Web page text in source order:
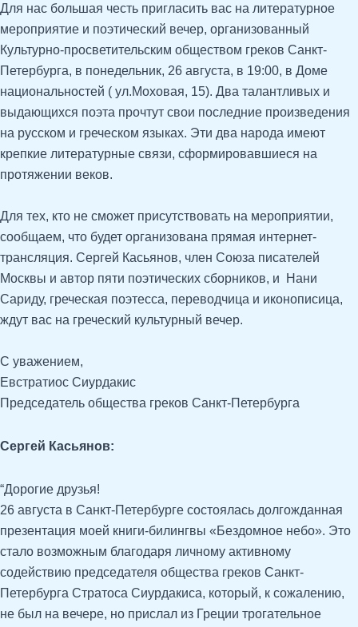
Для нас большая честь пригласить вас на литературное
мероприятие и поэтический вечер, организованный
Культурно-просветительским обществом греков Санкт-
Петербурга, в понедельник, 26 августа, в 19:00, в Доме
национальностей ( ул.Моховая, 15). Два талантливых и
выдающихся поэта прочтут свои последние произведения
на русском и греческом языках. Эти два народа имеют
крепкие литературные связи, сформировавшиеся на
протяжении веков.
Для тех, кто не сможет присутствовать на мероприятии,
сообщаем, что будет организована прямая интернет-
трансляция. Сергей Касьянов, член Союза писателей
Москвы и автор пяти поэтических сборников, и Нани
Сариду, греческая поэтесса, переводчица и иконописица,
ждут вас на греческий культурный вечер.
С уважением,
Евстратиос Сиурдакис
Председатель общества греков Санкт-Петербурга
Сергей Касьянов:
“Дорогие друзья!
26 августа в Санкт-Петербурге состоялась долгожданная
презентация моей книги-билингвы «Бездомное небо». Это
стало возможным благодаря личному активному
содействию председателя общества греков Санкт-
Петербурга Стратоса Сиурдакиса, который, к сожалению,
не был на вечере, но прислал из Греции трогательное